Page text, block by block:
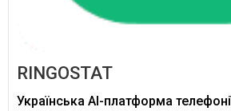
RINGOSTAT
Українська AI-платформа